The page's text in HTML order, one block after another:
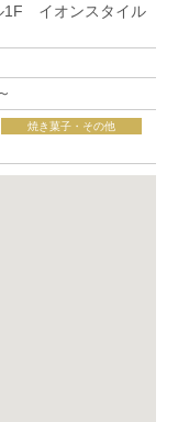
1F イオンスタイル
焼き菓子・その他